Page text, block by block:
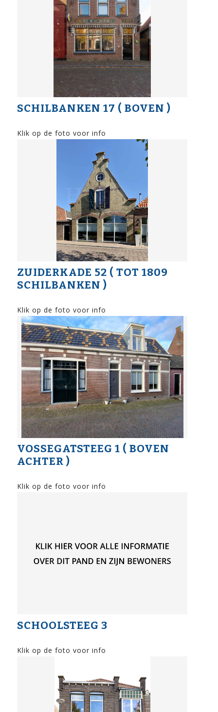
SCHILBANKEN 17 ( BOVEN )
Klik op de foto voor info
ZUIDERKADE 52 ( TOT 1809
SCHILBANKEN )
Klik op de foto voor info
VOSSEGATSTEEG 1 ( BOVEN
ACHTER )
Klik op de foto voor info
SCHOOLSTEEG 3
Klik op de foto voor info